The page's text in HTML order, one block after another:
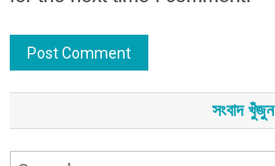
সংবাদ খুঁজুন